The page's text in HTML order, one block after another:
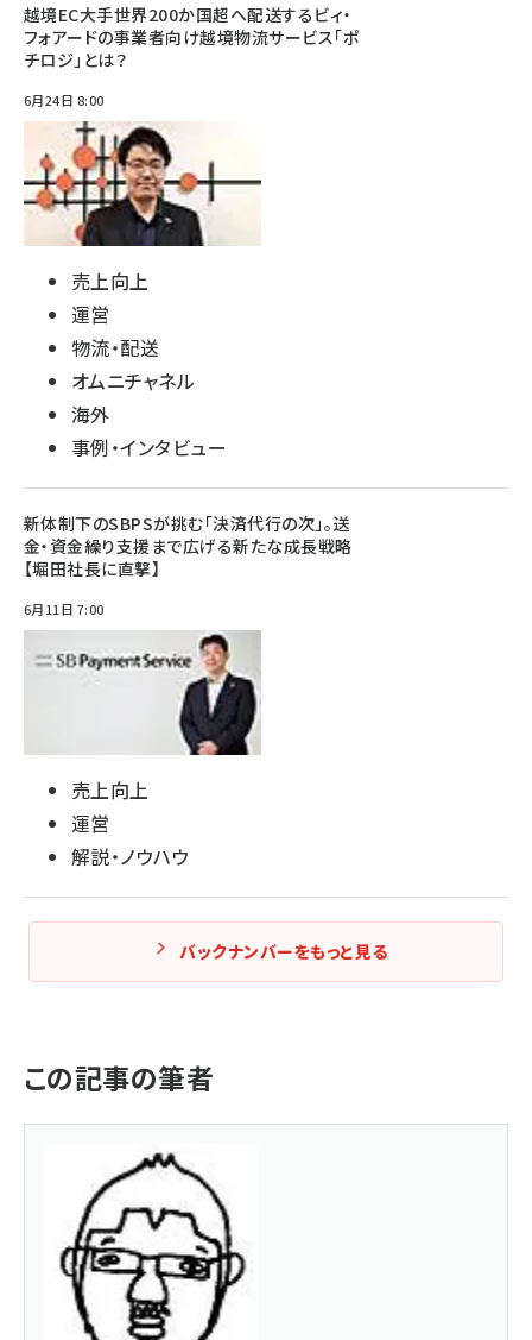
越境EC大手世界200か国超へ配送するビィ・
フォアードの事業者向け越境物流サービス「ポ
チロジ」とは？
6月24日 8:00
売上向上
運営
物流・配送
オムニチャネル
海外
事例・インタビュー
新体制下のSBPSが挑む「決済代行の次」。送
金・資金繰り支援まで広げる新たな成長戦略
【堀田社長に直撃】
6月11日 7:00
売上向上
運営
解説・ノウハウ
バックナンバーをもっと見る
この記事の筆者